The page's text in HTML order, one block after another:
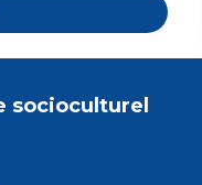
socioculturel